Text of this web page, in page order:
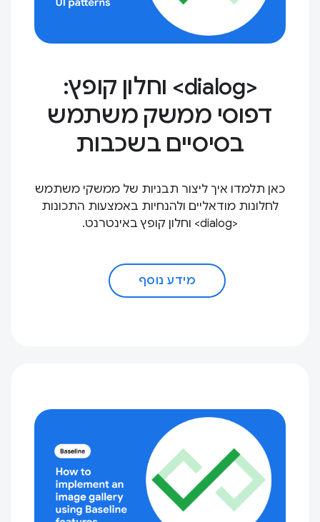
‫<dialog> וחלון קופץ:
דפוסי ממשק משתמש
בסיסיים בשכבות
כאן תלמדו איך ליצור תבניות של ממשקי משתמש
לחלונות מודאליים ולהנחיות באמצעות התכונות
<dialog> וחלון קופץ באינטרנט.
מידע נוסף